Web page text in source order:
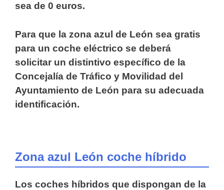
sea de 0 euros.
Para que la zona azul de León sea gratis
para un coche eléctrico se deberá
solicitar un distintivo específico de la
Concejalía de Tráfico y Movilidad del
Ayuntamiento de León para su adecuada
identificación.
Zona azul León coche híbrido
Los coches híbridos que dispongan de la